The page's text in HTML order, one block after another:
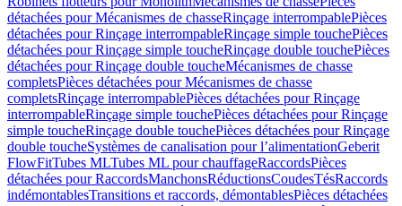
détachées pour Mécanismes de chasseRinçage interrompablePièces
détachées pour Rinçage interrompableRinçage simple touchePièces
détachées pour Rinçage simple toucheRinçage double touchePièces
détachées pour Rinçage double toucheMécanismes de chasse
completsPièces détachées pour Mécanismes de chasse
completsRinçage interrompablePièces détachées pour Rinçage
interrompableRinçage simple touchePièces détachées pour Rinçage
simple toucheRinçage double touchePièces détachées pour Rinçage
double toucheSystèmes de canalisation pour l’alimentationGeberit
FlowFitTubes MLTubes ML pour chauffageRaccordsPièces
détachées pour RaccordsManchonsRéductionsCoudesTésRaccords
indémontablesTransitions et raccords, démontablesPièces détachées